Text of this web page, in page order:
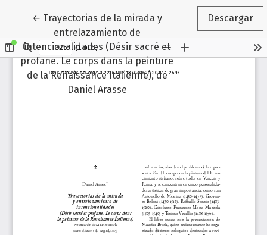
← Volver a los detalles del artículo
Trayectorias de la mirada y
entrelazamiento de
intencionalidades (Désir sacré et
profane. Le corps dans la peinture
de la Renaissance Italienne), de
Daniel Arasse
Descargar